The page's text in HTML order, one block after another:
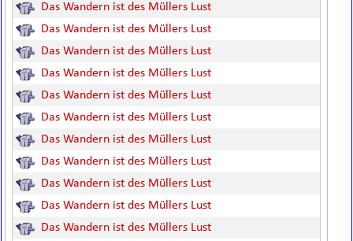
Das Wandern ist des Müllers Lust
Das Wandern ist des Müllers Lust
Das Wandern ist des Müllers Lust
Das Wandern ist des Müllers Lust
Das Wandern ist des Müllers Lust
Das Wandern ist des Müllers Lust
Das Wandern ist des Müllers Lust
Das Wandern ist des Müllers Lust
Das Wandern ist des Müllers Lust
Das Wandern ist des Müllers Lust
Das Wandern ist des Müllers Lust